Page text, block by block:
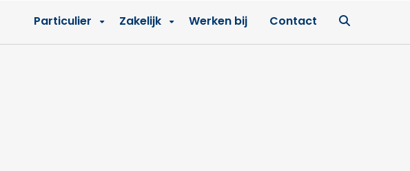
Particulier Zakelijk Werken bij Contact